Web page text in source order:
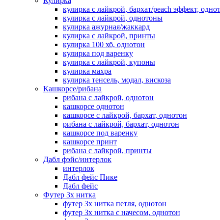
кулирка с лайкрой, бархат/peach эффект,
кулирка с лайкрой, однотоны
кулирка ажурная/жаккард
кулирка с лайкрой, принты
кулирка 100 хб, однотон
кулирка под варенку
кулирка с лайкрой, купоны
кулирка махра
кулирка тенсель, модал, вискоза
Кашкорсе/рибана
рибана с лайкрой, однотон
кашкорсе однотон
кашкорсе с лайкрой, бархат, однотон
рибана с лайкрой, бархат, однотон
кашкорсе под варенку
кашкорсе принт
рибана с лайкрой, принты
Дабл фэйс/интерлок
интерлок
Дабл фейс Пике
Дабл фейс
Футер 3х нитка
футер 3х нитка петля, однотон
футер 3х нитка с начесом, однотон